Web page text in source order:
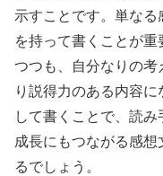
示すことです。単な
を持って書くことが
つつも、自分なりの考
り説得力のある内容
して書くことで、読
成長にもつながる感想
るでしょう。